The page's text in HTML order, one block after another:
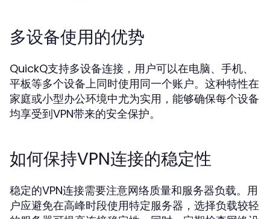
多设备使用的优势
QuickQ支持多设备连接，用户可以在电脑、手机、
平板等多个设备上同时使用同一个账户。这种特性在
家庭或小型办公环境中尤为实用，能够确保每个设备
均享受到VPN带来的安全保护。
如何保持VPN连接的稳定性
稳定的VPN连接需要注意网络质量和服务器负载。用
户应避免在高峰时段使用特定服务器，选择负载较轻